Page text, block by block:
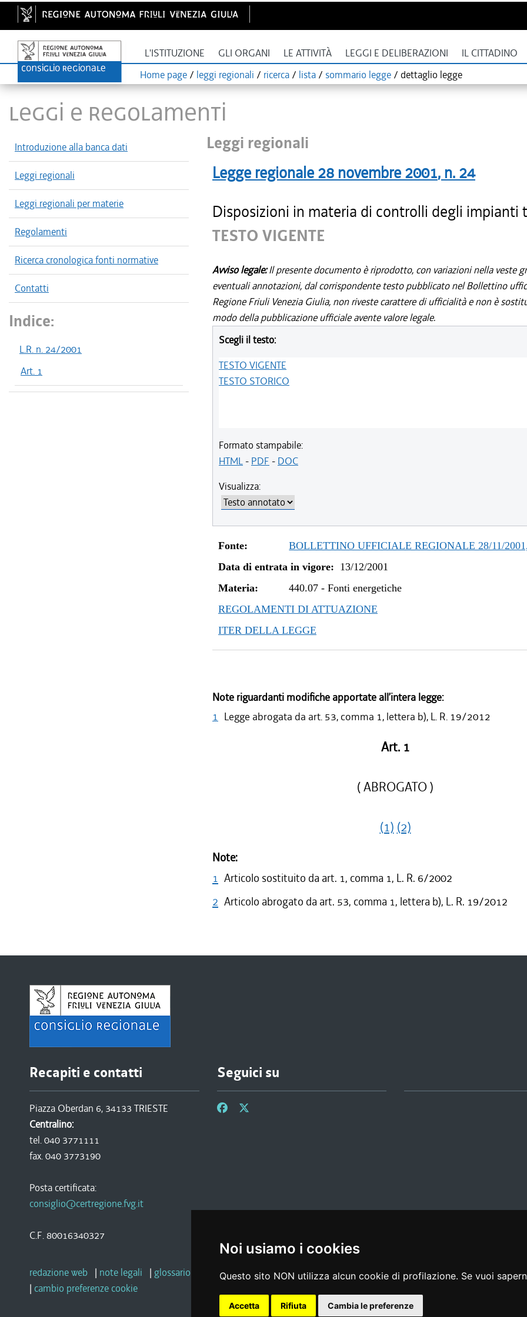
Noi usiamo i cookies
Questo sito NON utilizza alcun cookie di profilazione. Se vuoi
Accetta Rifiuta Cambia le preferenze
L'ISTITUZIONE GLI ORGANI LE ATTIVITÀ LEGGI E DELIBERAZIONI IL CITTADINO
Home page / leggi regionali / ricerca / lista / sommario legge / dettaglio legge
LEGGI E REGOLAMENTI
Introduzione alla banca dati
Leggi regionali
Leggi regionali per materie
Regolamenti
Ricerca cronologica fonti normative
Contatti
Indice:
L.R. n. 24/2001
Art. 1
Leggi regionali
Legge regionale 28 novembre 2001, n. 24
Disposizioni in materia di controlli degli impianti
TESTO VIGENTE
Avviso legale:Il presente documento è riprodotto, con variazioni nella veste
eventuali annotazioni, dal corrispondente testo pubblicato nel Bollettino
Regione Friuli Venezia Giulia, non riveste carattere di ufficialità e non è
modo della pubblicazione ufficiale avente valore legale.
Scegli il testo:
TESTO VIGENTE
TESTO STORICO
Formato stampabile:
HTML- PDF - DOC
Visualizza:
Fonte:
BOLLETTINO UFFICIALE REGIONALE 28/11/
Data di entrata in vigore: 13/12/2001
Materia:
440.07 -Fonti energetiche
REGOLAMENTI DI ATTUAZIONE
ITER DELLA LEGGE
Note riguardanti modifiche apportate all’intera legge:
1 Legge abrogata da art. 53, comma 1, lettera b), L. R. 19/2012
Art. 1
( ABROGATO )
(1) (2)
Note:
1 Articolo sostituito da art. 1, comma 1, L. R. 6/2002
2 Articolo abrogato da art. 53, comma 1, lettera b), L. R. 19/2012
Recapiti e contatti
Piazza Oberdan 6, 34133 TRIESTE
Centralino:
tel. 040 3771111
fax. 040 3773190
Posta certificata:
consiglio@certregione.fvg.it
C.F. 80016340327
Seguici su
redazione web | note legali | glossario privacy |social media policy | dichiarazione di accessibilità | feedback
| cambio preferenze cookie